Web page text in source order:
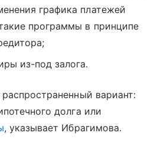
графика платежей
программы в принципе
из-под залога.
вариант:
долга или
, указывает Ибрагимова.